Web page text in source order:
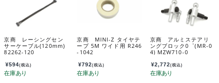
京商 レーシングセン
サーケーブル(120mm)
82262-120
¥594(税込)
京商 MINI-Z タイヤテ
ープ 5M ワイド用 R246
-1042
¥792(税込)
京商 アルミステアリ
ングブロック0゜(MR-0
4) MZW710-0
¥2,772(税込)